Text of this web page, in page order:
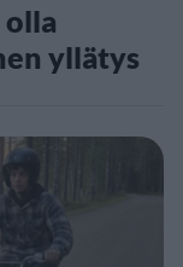
olla
yllätys